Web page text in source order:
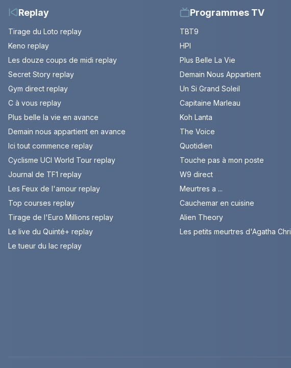
Replay
Tirage du Loto replay
Keno replay
Les douze coups de midi replay
Secret Story replay
Gym direct replay
C à vous replay
Plus belle la vie en avance
Demain nous appartient en avance
Ici tout commence replay
Cyclisme UCI World Tour replay
Journal de TF1 replay
Les Feux de l'amour replay
Top courses replay
Tirage de l'Euro Millions replay
Le live du Quinté+ replay
Le tueur du lac replay
Programmes TV
TBT9
HPI
Plus Belle La Vie
Demain Nous Appartient
Un Si Grand Soleil
Capitaine Marleau
Koh Lanta
The Voice
Quotidien
Touche pas à mon poste
W9 direct
Meurtres a ...
Cauchemar en cuisine
Alien Theory
Les petits meurtres d'Agatha